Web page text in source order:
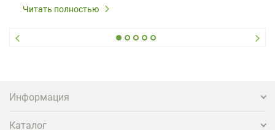
Читать полностью
Информация
Каталог